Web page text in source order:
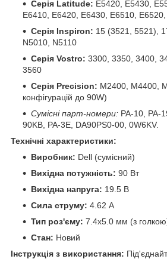
Серія Latitude: E5420, E5430,
E6410, E6420, E6430, E6510,
Серія Inspiron: 15 (3521, 5521),
N5010, N5110
Серія Vostro: 3300, 3350, 3400,
3560
Серія Precision: M2400, M4400,
конфігурацій до 90W)
Сумісні парт-номери: PA-10, PA-
90KB, PA-3E, DA90PS0-00, 0W6KV.
Технічні характеристики:
Виробник: Dell (сумісний)
Вихідна потужність: 90 Вт
Вихідна напруга: 19.5 В
Сила струму: 4.62 А
Тип роз'єму: 7.4x5.0 мм (з
Стан: Новий
Інструкція з використання: